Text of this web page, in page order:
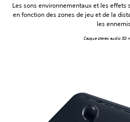
Les sons environnementaux et les
en fonction des zones de jeu et de la
les
Casque stéréo audio 3D